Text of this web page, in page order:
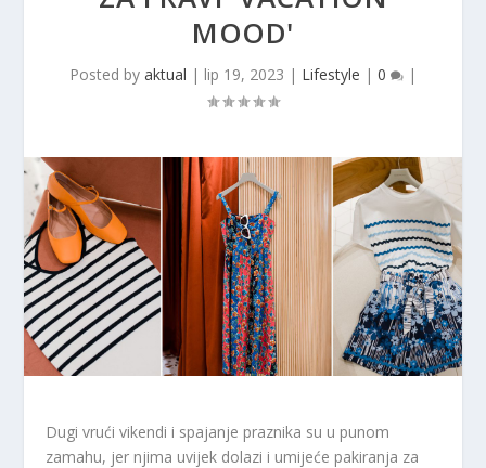
MOOD'
Posted by aktual | lip 19, 2023 | Lifestyle | 0 |
Dugi vrući vikendi i spajanje praznika su u punom
zamahu, jer njima uvijek dolazi i umijeće pakiranja za